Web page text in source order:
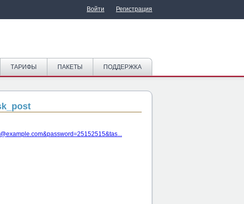
Войти Регистрация
ТАРИФЫ ПАКЕТЫ ПОДДЕРЖКА
&password=25152515&tas...